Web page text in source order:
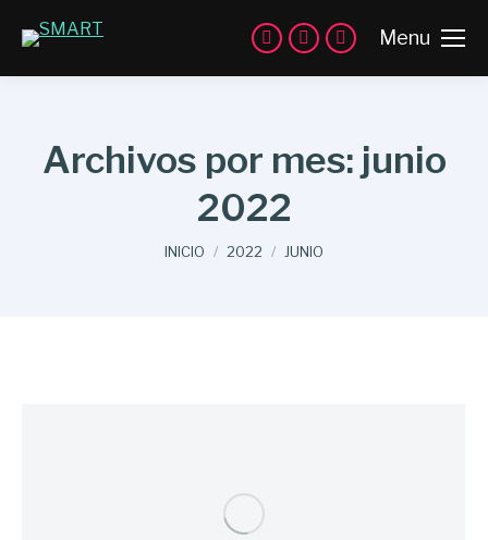
Menu
Archivos por mes: junio
2022
Estás aquí:
INICIO 2022 JUNIO